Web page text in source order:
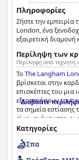
Πληροφορίες
Ζήστε την εμπειρία
London, ένα
εξαιρετική
Περίληψη των
Περίληψη από τεχνητή
ΤοThe Langham
βρίσκεται στην
επισκέπτες του μια
εξερευνήσουν τους
τα σημεία εστίασης
είναι ανάμεικτες,
δωμάτια, ενώ
και
αφοσιωμένο,
επαινούνται
Διαβάστε
Κατηγορίες
Σπα